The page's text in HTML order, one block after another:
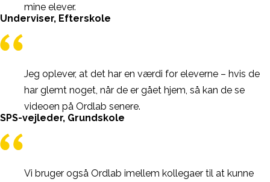
mine elever.
Underviser, Efterskole
Jeg oplever, at det har en værdi for eleverne – hvis de
har glemt noget, når de er gået hjem, så kan de se
videoen på Ordlab senere.
SPS-vejleder, Grundskole
Vi bruger også Ordlab imellem kollegaer til at kunne